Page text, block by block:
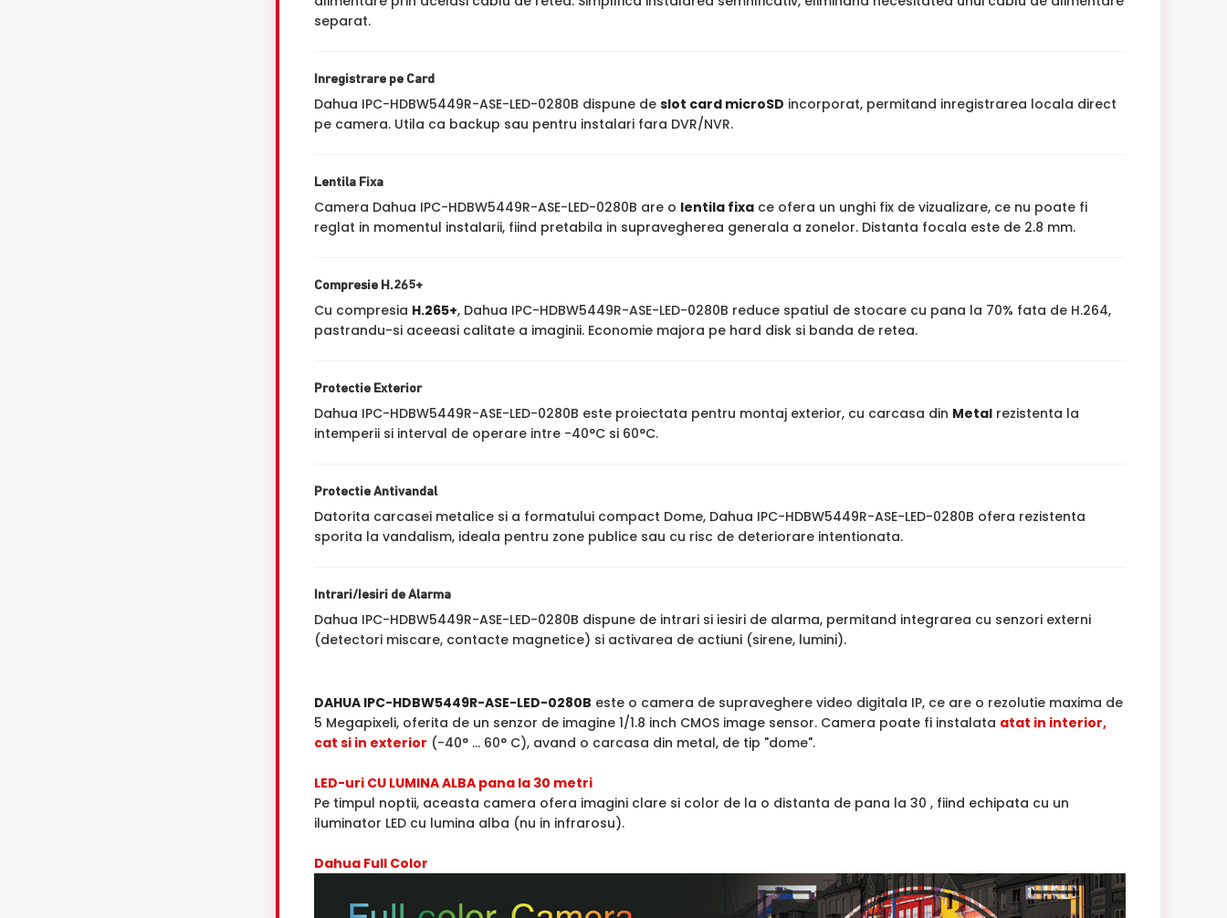
separat.
Inregistrare pe Card
Dahua IPC-HDBW5449R-ASE-LED-0280B dispune de slot card microSD incorporat, permitand inregistrarea locala direct
pe camera. Utila ca backup sau pentru instalari fara DVR/NVR.
Lentila Fixa
Camera Dahua IPC-HDBW5449R-ASE-LED-0280B are o lentila fixa ce ofera un unghi fix de vizualizare, ce nu poate fi
reglat in momentul instalarii, fiind pretabila in supravegherea generala a zonelor. Distanta focala este de 2.8 mm.
Compresie H.265+
Cu compresia H.265+, Dahua IPC-HDBW5449R-ASE-LED-0280B reduce spatiul de stocare cu pana la 70% fata de H.264,
pastrandu-si aceeasi calitate a imaginii. Economie majora pe hard disk si banda de retea.
Protectie Exterior
Dahua IPC-HDBW5449R-ASE-LED-0280B este proiectata pentru montaj exterior, cu carcasa din Metal rezistenta la
intemperii si interval de operare intre -40°C si 60°C.
Protectie Antivandal
Datorita carcasei metalice si a formatului compact Dome, Dahua IPC-HDBW5449R-ASE-LED-0280B ofera rezistenta
sporita la vandalism, ideala pentru zone publice sau cu risc de deteriorare intentionata.
Intrari/Iesiri de Alarma
Dahua IPC-HDBW5449R-ASE-LED-0280B dispune de intrari si iesiri de alarma, permitand integrarea cu senzori externi
(detectori miscare, contacte magnetice) si activarea de actiuni (sirene, lumini).
DAHUA IPC-HDBW5449R-ASE-LED-0280B este o camera de supraveghere video digitala IP, ce are o rezolutie maxima de
5 Megapixeli, oferita de un senzor de imagine 1/1.8 inch CMOS image sensor. Camera poate fi instalata atat in interior,
cat si in exterior (-40° ... 60° C), avand o carcasa din metal, de tip "dome".
LED-uri CU LUMINA ALBA pana la 30 metri
Pe timpul noptii, aceasta camera ofera imagini clare si color de la o distanta de pana la 30 , fiind echipata cu un
iluminator LED cu lumina alba (nu in infrarosu).
Dahua Full Color